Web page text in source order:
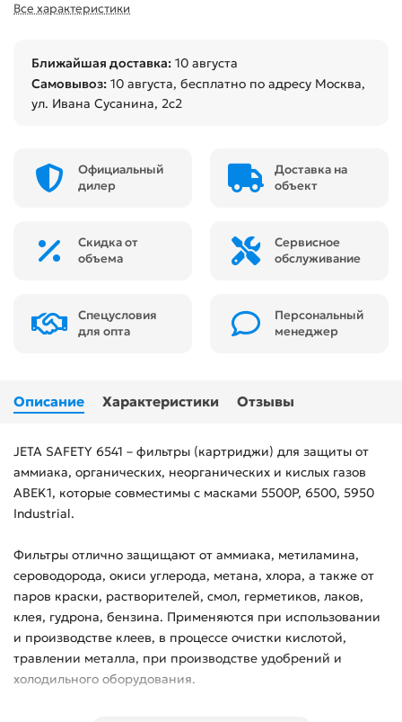
Все характеристики
Ближайшая доставка: 10 августа
Самовывоз: 10 августа, бесплатно по адресу Москва,
ул. Ивана Сусанина, 2с2
Официальный
дилер
Доставка на
объект
Скидка от
объема
Сервисное
обслуживание
Спецусловия
для опта
Персональный
менеджер
Описание Характеристики Отзывы
JETA SAFETY 6541 – фильтры (картриджи) для защиты от
аммиака, органических, неорганических и кислых газов
ABEK1, которые совместимы с масками 5500P, 6500, 5950
Industrial.
Фильтры отлично защищают от аммиака, метиламина,
сероводорода, окиси углерода, метана, хлора, а также от
паров краски, растворителей, смол, герметиков, лаков,
клея, гудрона, бензина. Применяются при использовании
и производстве клеев, в процессе очистки кислотой,
травлении металла, при производстве удобрений и
холодильного оборудования.